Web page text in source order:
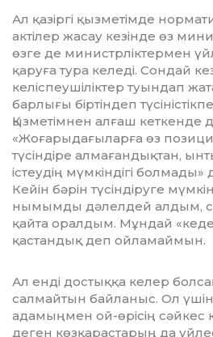
Ал қазіргі қызметімде
актілер жасау кезінде өз
өзге де ми­нистрліктермен
қаруға тура келеді. Сондай
келіспеушіліктер туындап
барлығы біртіндеп
Қызметімнен алғаш кеткенде
«Жоғарыдағыларға өз
түсіндіре алмағандықтан,
істеудің мүмкіндігі
Кейін бә­рін түсіндіруге
нымымды дәлелдей алдым,
қайта оралдым. Мұндай
қастандық деп ойламаймын.
Ал енді достыққа келер
салмайтын байланыс. Ол
адамыңмен ой-өрісің сәйкес
деген көз­қарастарың да